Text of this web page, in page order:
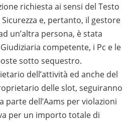
richiesta ai sensi del Testo
e, pertanto, il gestore
un’altra persona, è stata
competente, i Pc e le
sotto sequestro.
dell’attività ed anche del
delle slot, seguiranno
dell’Aams per violazioni
per un importo totale di